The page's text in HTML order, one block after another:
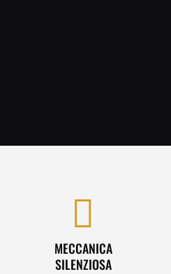

MECCANICA
SILENZIOSA